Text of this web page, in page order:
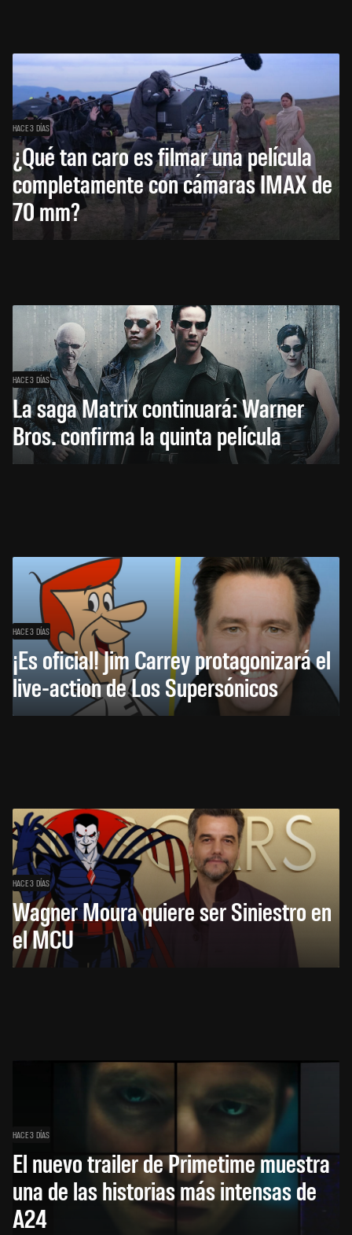
HACE 3 DÍAS
¿Qué tan caro es filmar una película
completamente con cámaras IMAX de
70 mm?
HACE 3 DÍAS
La saga Matrix continuará: Warner
Bros. confirma la quinta película
HACE 3 DÍAS
¡Es oficial! Jim Carrey protagonizará el
live-action de Los Supersónicos
HACE 3 DÍAS
Wagner Moura quiere ser Siniestro en
el MCU
HACE 3 DÍAS
El nuevo trailer de Primetime muestra
una de las historias más intensas de
A24